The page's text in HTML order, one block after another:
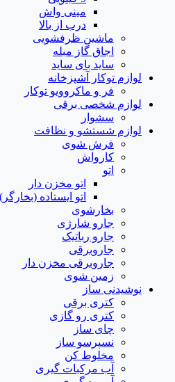
مینی واش
درب از بالا
ماشین ظرفشویی
اجاق گاز مبله
ساید بای ساید
لوازم توکار آشپزخانه
فر و ماکروویو توکار
لوازم شخصی برقی
سشوار
لوازم شستشو و نظافت
فرش شوی
کارواش
اتو
اتو مخزن دار
اتو ایستاده (بخارگر)
بخارشوی
جارو شارژی
جارو رباتیک
جاروبرقی
جاروبرقی مخزن دار
زمین شوی
نوشیدنی ساز
کتری برقی
کتری رو گازی
چای ساز
نسپرسو ساز
مخلوط کن
آب مرکبات گیری